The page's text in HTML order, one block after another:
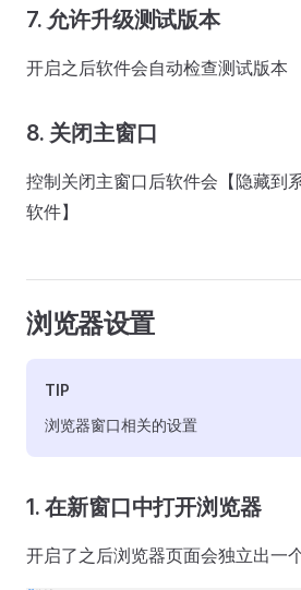
7. 允许升级测试版本
开启之后软件会自动检查测试版本
8. 关闭主窗口
控制关闭主窗口后软件会【隐藏到
软件】
浏览器设置
TIP
浏览器窗口相关的设置
1. 在新窗口中打开浏览器
开启了之后浏览器页面会独立出一